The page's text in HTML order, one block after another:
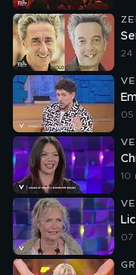
24
05
10
07